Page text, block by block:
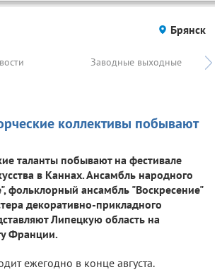
Брянск
Заводные выходные
коллективы побывают
таланты побывают на фестивале
в Каннах. Ансамбль народного
фольклорный ансамбль "Воскресение"
декоративно-прикладного
Липецкую область на
Франции.
ежегодно в конце августа.